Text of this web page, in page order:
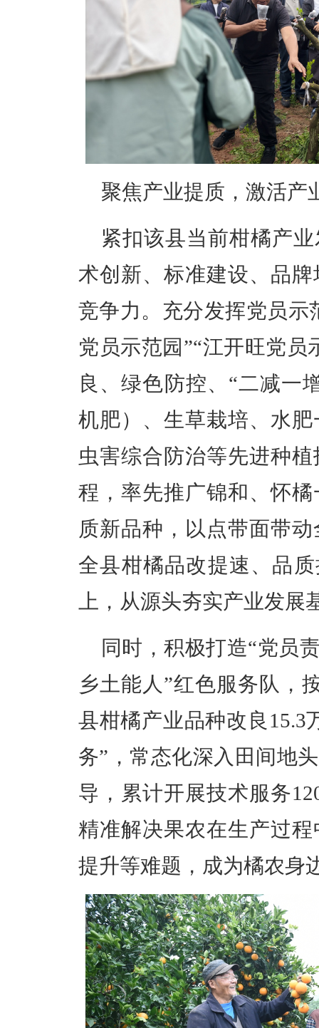
聚焦产业提质，激活产
紧扣该县当前柑橘产
术创新、标准建设、品
竞争力。充分发挥党员示
党员示范园 ”“江开旺党员
良、绿色防控、 “二减一
机肥）、生草栽培、水
虫害综合防治等先进种
程，率先推广锦和、怀橘
质新品种 ， 以点带面带
全县柑橘品改提速、品
上，从源头夯实产业发展
同时，积极打造“党员
乡土能人 ”红色服务队，
县柑橘产业品种改良 15.3
务”， 常态化深入田间地
导，累计开展技术服务12
精准解决果农在生产过
提升等难题 ，成为橘农身